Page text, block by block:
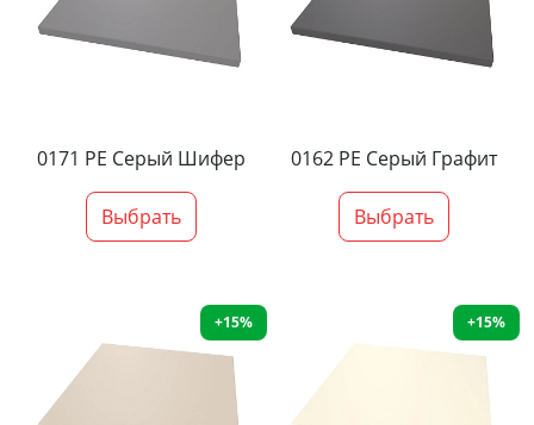
0171 PE Серый Шифер
Выбрать
0162 PE Серый Графит
Выбрать
+15% +15%